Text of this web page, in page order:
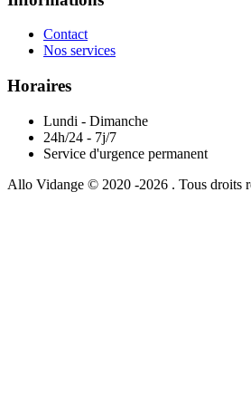
Contact
Nos services
Horaires
Lundi - Dimanche
24h/24 - 7j/7
Service d'urgence permanent
Allo Vidange © 2020 -2026 . Tous droits